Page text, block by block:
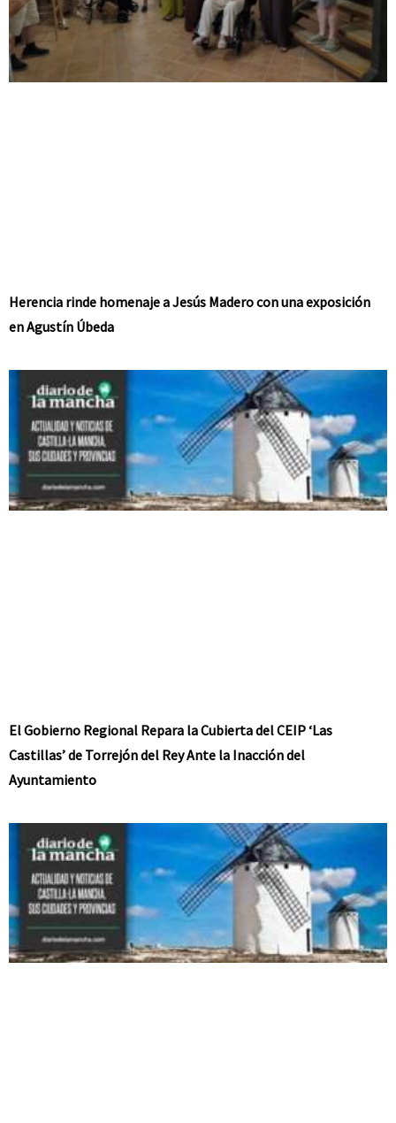
Herencia rinde homenaje a Jesús Madero con una exposición
en Agustín Úbeda
El Gobierno Regional Repara la Cubierta del CEIP ‘Las
Castillas’ de Torrejón del Rey Ante la Inacción del
Ayuntamiento